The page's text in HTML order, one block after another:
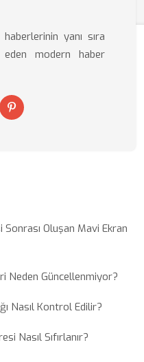
yanı sıra
modern haber
Oluşan Mavi Ekran
Neden Güncellenmiyor?
Nasıl Kontrol Edilir?
Nasıl Sıfırlanır?